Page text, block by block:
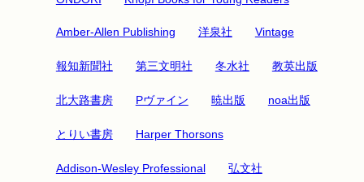
Amber-Allen Publishing 洋泉社 Vintage
報知新聞社 第三文明社 冬水社 教英出版
北大路書房 Pヴァイン 暁出版 noa出版
とりい書房 Harper Thorsons
Addison-Wesley Professional 弘文社